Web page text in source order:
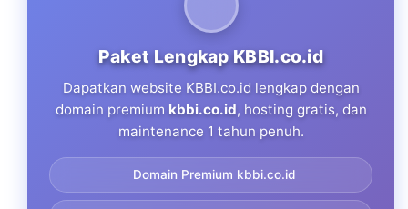
Paket Lengkap KBBI.co.id
Dapatkan website KBBI.co.id lengkap dengan
domain premium kbbi.co.id, hosting gratis, dan
maintenance 1 tahun penuh.
Domain Premium kbbi.co.id